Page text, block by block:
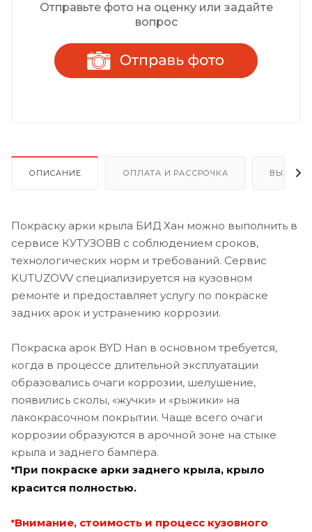
Отправьте фото на оценку или задайте
вопрос
ОПИСАНИЕ ОПЛАТА И РАССРОЧКА ВЫЗОВ
Покраску арки крыла БИД Хан можно выполнить в
сервисе КУТУЗОВВ с соблюдением сроков,
технологических норм и требований. Сервис
KUTUZOVV специализируется на кузовном
ремонте и предоставляет услугу по покраске
задних арок и устранению коррозии.
Покраска арок BYD Han в основном требуется,
когда в процессе длительной эксплуатации
образовались очаги коррозии, шелушение,
появились сколы, «жучки» и «рыжики» на
лакокрасочном покрытии. Чаще всего очаги
коррозии образуются в арочной зоне на стыке
крыла и заднего бампера.
*При покраске арки заднего крыла, крыло
красится полностью.
*Внимание, стоимость и процесс кузовного